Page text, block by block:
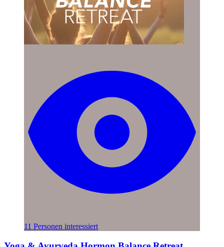
11 Personen interessiert